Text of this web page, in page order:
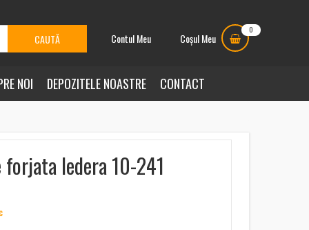
Contul Meu Coșul Meu
0
NOI DEPOZITELE NOASTRE CONTACT
Iedera 10-241